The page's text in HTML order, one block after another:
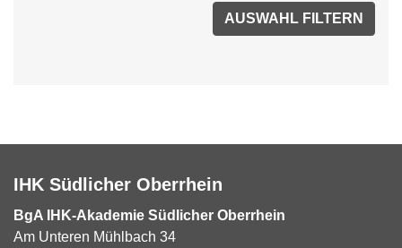
IHK Südlicher Oberrhein
BgA IHK-Akademie Südlicher Oberrhein
Am Unteren Mühlbach 34